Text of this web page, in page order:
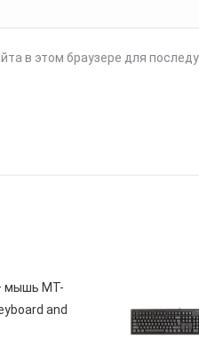
в этом браузере для
мышь MT-
and